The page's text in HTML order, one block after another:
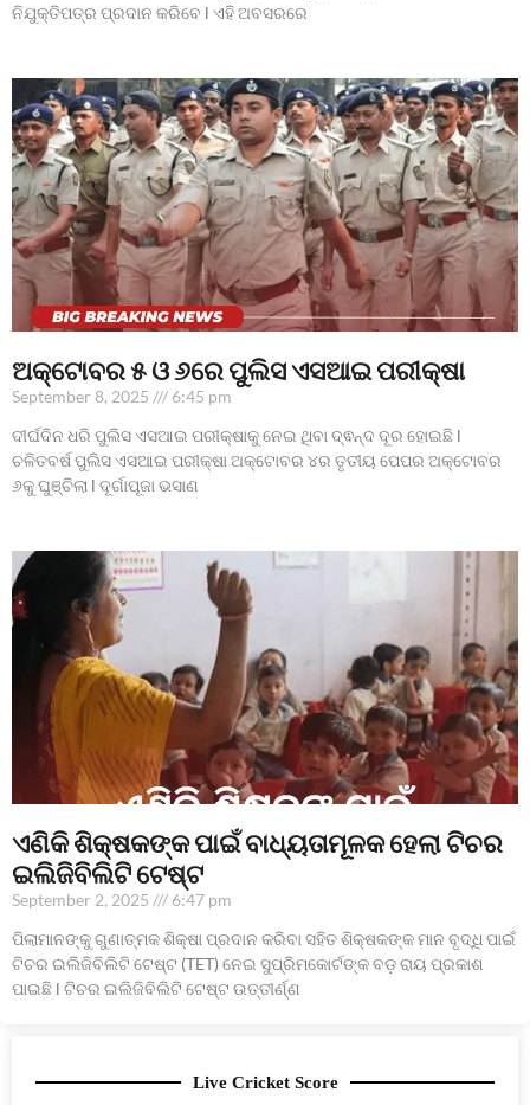
ନିଯୁକ୍ତିପତ୍ର ପ୍ରଦାନ କରିବେ l ଏହି ଅବସରରେ
ଅକ୍ଟୋବର ୫ ଓ ୬ରେ ପୁଲିସ ଏସଆଇ ପରୀକ୍ଷା
September 8, 2025
6:45 pm
ଦୀର୍ଘଦିନ ଧରି ପୁଲିସ ଏସଆଇ ପରୀକ୍ଷାକୁ ନେଇ ଥିବା ଦ୍ଵନ୍ଦ ଦୂର ହୋଇଛି l
ଚଳିତବର୍ଷ ପୁଲିସ ଏସଆଇ ପରୀକ୍ଷା ଅକ୍ଟୋବର ୪ର ତୃତୀୟ ପେପର ଅକ୍ଟୋବର
୬କୁ ଘୁଞ୍ଚିଲା l ଦୂର୍ଗାପୂଜା ଭସାଣ
ଏଣିକି ଶିକ୍ଷକଙ୍କ ପାଇଁ ବାଧ୍ୟତାମୂଳକ ହେଲା ଟିଚର
ଇଲିଜିବିଲିଟି ଟେଷ୍ଟ
September 2, 2025
6:47 pm
ପିଲାମାନଙ୍କୁ ଗୁଣାତ୍ମକ ଶିକ୍ଷା ପ୍ରଦାନ କରିବା ସହିତ ଶିକ୍ଷକଙ୍କ ମାନ ବୃଦ୍ଧି ପାଇଁ
ଟିଚର ଇଲିଜିବିଲିଟି ଟେଷ୍ଟ (TET) ନେଇ ସୁପ୍ରିମକୋର୍ଟଙ୍କ ବଡ଼ ରାୟ ପ୍ରକାଶ
ପାଇଛି l ଟିଚର ଇଲିଜିବିଲିଟି ଟେଷ୍ଟ ଉତ୍ତୀର୍ଣ୍ଣ
Live Cricket Score